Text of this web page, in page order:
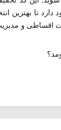
تا بهترین
و